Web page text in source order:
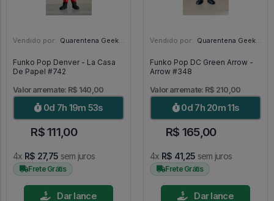
Vendido por: Quarentena Geek Store - SP
Funko Pop Denver - La Casa
De Papel #742
Valor arremate: R$ 140,00
0d 7h 19m 51s
R$ 111,00
4x R$ 27,75 sem juros
Frete Grátis
Dar lance
Vendido por: Quarentena Geek Store - SP
Funko Pop DC Green Arrow -
Arrow #348
Valor arremate: R$ 210,00
0d 7h 20m 9s
R$ 165,00
4x R$ 41,25 sem juros
Frete Grátis
Dar lance